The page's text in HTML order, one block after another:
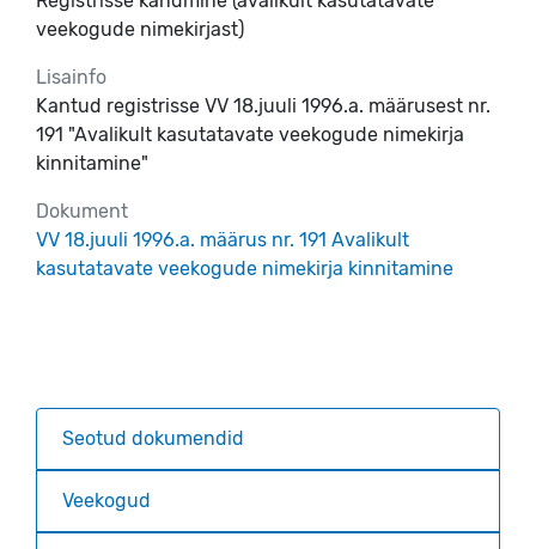
veekogude nimekirjast)
Lisainfo
Kantud registrisse VV 18.juuli 1996.a. määrusest nr.
191 "Avalikult kasutatavate veekogude nimekirja
kinnitamine"
Dokument
VV 18.juuli 1996.a. määrus nr. 191 Avalikult
kasutatavate veekogude nimekirja kinnitamine
Seotud dokumendid
Veekogud